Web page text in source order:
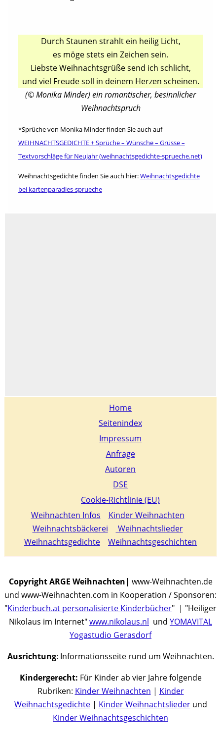
Durch Staunen strahlt ein heilig Licht,
es möge stets ein Zeichen sein.
Liebste Weihnachtsgrüße send ich schlicht,
und viel Freude soll in deinem Herzen scheinen.
(© Monika Minder) ein romantischer, besinnlicher
Weihnachtspruch
*Sprüche von Monika Minder finden Sie auch auf
WEIHNACHTSGEDICHTE + Sprüche – Wünsche – Grüsse –
Textvorschläge für Neujahr (weihnachtsgedichte-sprueche.net)
Weihnachtsgedichte finden Sie auch hier:Weihnachtsgedichte
bei kartenparadies-sprueche
Home
Seitenindex
Impressum
Anfrage
Autoren
DSE
Cookie-Richtlinie (EU)
Weihnachten Infos
Kinder Weihnachten
Weihnachtsbäckerei
Weihnachtslieder
Weihnachtsgedichte
Weihnachtsgeschichten
Copyright ARGE Weihnachten| www-Weihnachten.de
und www-Weihnachten.com in Kooperation / Sponsoren:
"Kinderbuch.at personalisierte Kinderbücher" | "Heiliger
Nikolaus im Internet"www.nikolaus.nl und YOMAVITAL
Yogastudio Gerasdorf
Ausrichtung: Informationsseite rund um Weihnachten.
Kindergerecht: Für Kinder ab vier Jahre folgende
Rubriken: Kinder Weihnachten | Kinder
Weihnachtsgedichte| Kinder Weihnachtsliederund
Kinder Weihnachtsgeschichten